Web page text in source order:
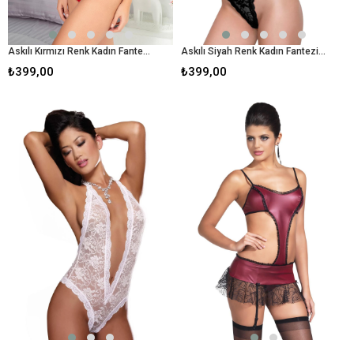
Askılı Kırmızı Renk Kadın Fantezi Babydoll
₺399,00
Askılı Siyah Renk Kadın Fantezi Babydoll
₺399,00